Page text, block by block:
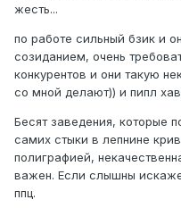
жесть...
по работе сильный бзик и
созиданием, очень
конкурентов и они такую
со мной делают)) и пипл
Бесят заведения, которые
самих стыки в лепнине
полиграфией,
важен. Если слышны
ппц.